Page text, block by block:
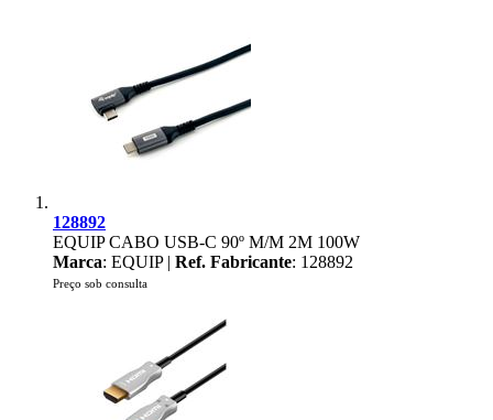
128892
EQUIP CABO USB-C 90º M/M 2M 100W
Marca: EQUIP | Ref. Fabricante: 128892
Preço sob consulta